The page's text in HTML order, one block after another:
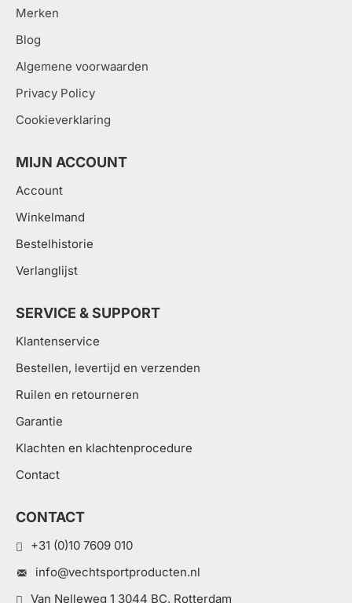
Merken
Blog
Algemene voorwaarden
Privacy Policy
Cookieverklaring
MIJN ACCOUNT
Account
Winkelmand
Bestelhistorie
Verlanglijst
SERVICE & SUPPORT
Klantenservice
Bestellen, levertijd en verzenden
Ruilen en retourneren
Garantie
Klachten en klachtenprocedure
Contact
CONTACT
+31 (0)10 7609 010
info@vechtsportproducten.nl
Van Nelleweg 1 3044 BC, Rotterdam